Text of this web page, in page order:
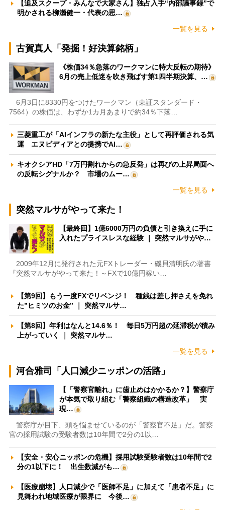
【追及スクープ・みんなで大家さん】独占入手“内部議事録”で
明かされる柳瀬健一・代表の思…
一覧を見る
古賀真人「発掘！好決算銘柄」
《株価34％急落のワークマンに特大反転の期待》
6月の売上低迷を吹き飛ばす第1四半期決算、…
6月3日に8330円をつけたワークマン（東証スタンダード・
7564）の株価は、わずか1カ月あまりで約34％下落…
三菱重工が「AIインフラの新たな主役」として再評価される気
運 エヌビディアとの提携でAI…
キオクシアHD「7万円割れからの急反発」は再びの上昇局面へ
の反転シグナルか？ 市場のムー…
一覧を見る
突然マルサがやって来た！
【最終回】1億6000万円の負債と引き換えに手に
入れたプライスレスな経験 ｜ 突然マルサがや…
2009年12月に発行された元FXトレーダー・磯貝清明氏の著書
『突然マルサがやって来た！～FXで10億円稼い…
【第9回】もう一度FXでリベンジ！ 種銭は差し押さえを免れ
た”ヒミツのお金” ｜ 突然マルサ…
【第8回】年利はなんと14.6％！ 毎日5万円超の延滞税が積み
上がっていく ｜ 突然マルサ…
一覧を見る
河合雅司「人口減少ニッポンの活路」
【「警察官離れ」に歯止めはかかるか？】警察庁
が本気で取り組む「警察組織の構造改革」 実
現…
警察庁が目下、頭を悩ませているのが「警察官不足」だ。警察
官の採用試験の受験者数は10年間で2分の1以…
【安全・安心ニッポンの危機】採用試験受験者数は10年間で2
分の1以下に！ 出生数減がも…
【医療崩壊】人口減少で「医師不足」に加えて「患者不足」に
見舞われ地域医療が限界に 今後…